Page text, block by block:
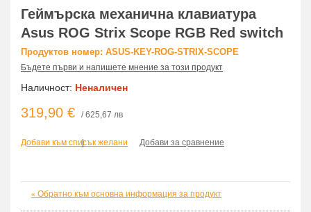
Геймърска механична клавиатура
Asus ROG Strix Scope RGB Red switch
Продуктов номер: ASUS-KEY-ROG-STRIX-SCOPE
Бъдете първи и напишете мнение за този продукт
Наличност: Неналичен
319,90 € / 625,67 лв
Добави към списък желани
| Добави за сравнение
« Обратно към основна информация за продукт